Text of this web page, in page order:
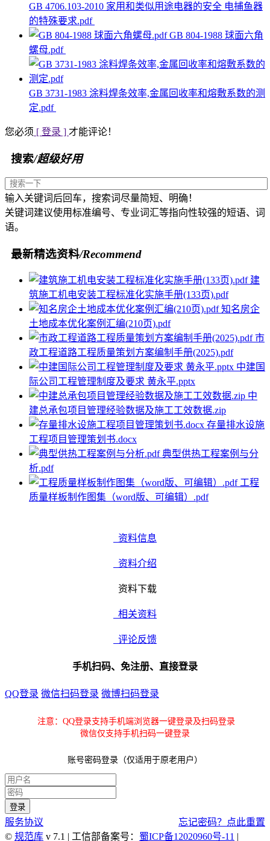
GB 4706.103-2010 家用和类似用途电器的安全 电捕鱼器
的特殊要求.pdf
GB 804-1988 球面六角
螺母.pdf
GB 3731-1983 涂料焊条效率,金属回收率和熔敷系数的测
定.pdf
您必须 [ 登录 ] 才能评论！
搜索/超级好用
输入关键词后回车，搜索词尽量简短、明确！
关键词建议使用标准编号、专业词汇等指向性较强的短语、词
语。
最新精选资料/Recommend
建
筑施工机电安装工程标准化实施手册(133页).pdf
知名房企
土地成本优化案例汇编(210页).pdf
市
政工程道路工程质量策划方案编制手册(2025).pdf
中建国
际公司工程管理制度及要求 黄永平.pptx
中
建总承包项目管理经验数据及施工工效数据.zip
存量排水设施
工程项目管理策划书.docx
典型供热工程案例与分
析.pdf
工程
质量样板制作图集（word版、可编辑）.pdf
资料信息
资料介绍
资料下载
相关资料
评论反馈
手机扫码、免注册、直接登录
QQ登录 微信扫码登录 微博扫码登录
注意：QQ登录支持手机端浏览器一键登录及扫码登录
微信仅支持手机扫码一键登录
账号密码登录（仅适用于原老用户）
服务协议
忘记密码？点此重置
© 规范库 v 7.1 | 工信部备案号： 蜀ICP备12020960号-11 |